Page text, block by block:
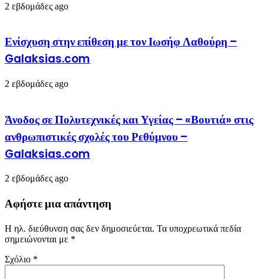
2 εβδομάδες ago
Ενίσχυση στην επίθεση με τον Ιωσήφ Λαθούρη –
Galaksias.com
2 εβδομάδες ago
Άνοδος σε Πολυτεχνικές και Υγείας – «Βουτιά» στις
ανθρωπιστικές σχολές του Ρεθύμνου –
Galaksias.com
2 εβδομάδες ago
Αφήστε μια απάντηση
Η ηλ. διεύθυνση σας δεν δημοσιεύεται. Τα υποχρεωτικά πεδία
σημειώνονται με *
Σχόλιο *